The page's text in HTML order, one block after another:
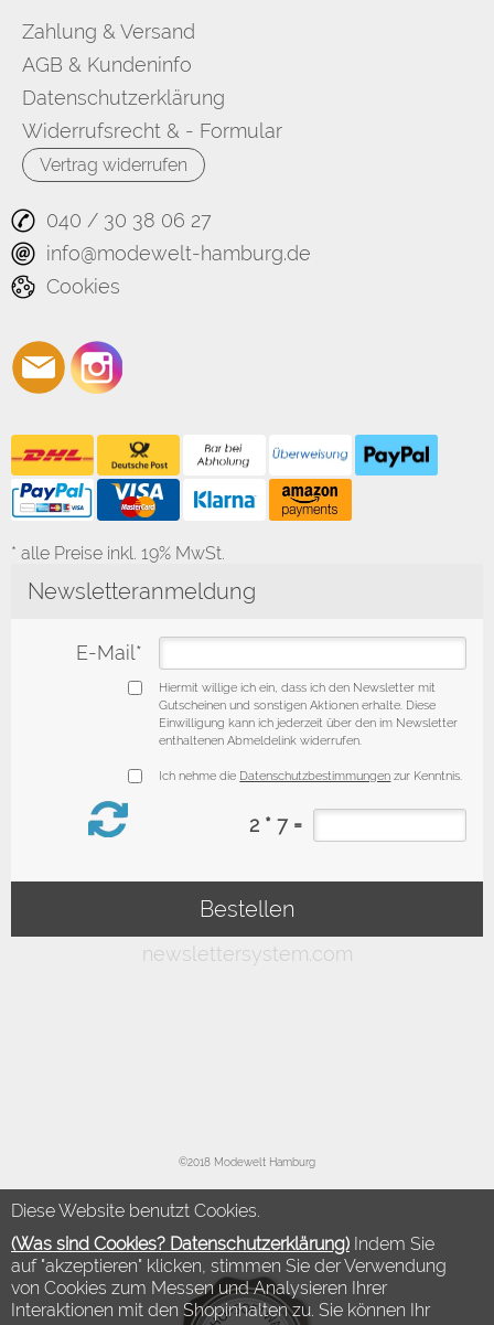
Diese Website benutzt Cookies.
(Was sind Cookies? Datenschutzerklärung) Indem Sie
auf "akzeptieren" klicken, stimmen Sie der Verwendung
von Cookies zum Messen und Analysieren Ihrer
Interaktionen mit den Shopinhalten zu. Sie können Ihr
Zahlung & Versand
AGB & Kundeninfo
Datenschutzerklärung
Widerrufsrecht & - Formular
Vertrag widerrufen
040 / 30 38 06 27
info@modewelt-hamburg.de
Cookies
* alle Preise inkl. 19% MwSt.
©2018 Modewelt Hamburg